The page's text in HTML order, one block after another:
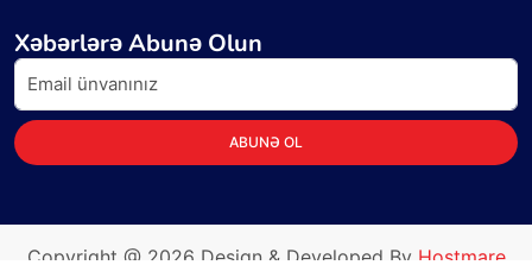
Xəbərlərə Abunə Olun
ABUNƏ OL
Copyright @ 2026 Design & Developed By Hostmare